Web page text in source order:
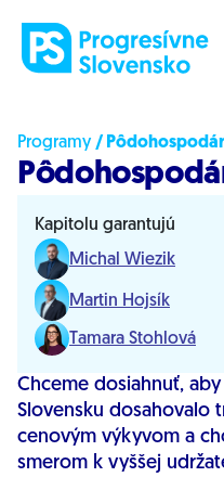
Programy /
Kapitolu garantujú
Michal Wiezik
Martin Hojsík
Tamara Stohlová
Chceme dosiahnuť,
Slovensku dosahovalo
cenovým výkyvom a
smerom k vyššej